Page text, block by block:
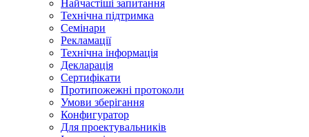
Найчастіші запитання
Технічна підтримка
Семінари
Рекламації
Технічна інформація
Декларація
Сертифікати
Протипожежні протоколи
Умови зберігання
Конфигуратор
Для проектувальників